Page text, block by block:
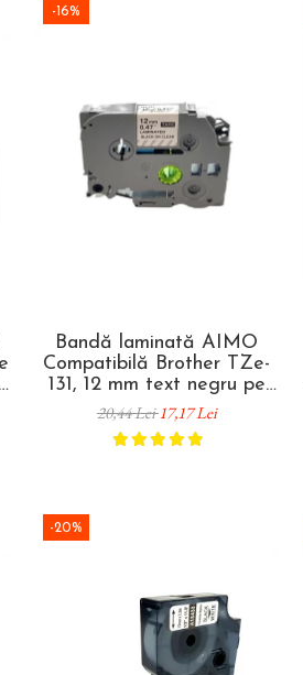
-16%
Bandă laminată AIMO
Compatibilă Brother TZe-
131, 12 mm text negru pe
transparent, pentru
etichetare profesională,
identificare echipamente și
20,44 Lei17,17 Lei
-20%